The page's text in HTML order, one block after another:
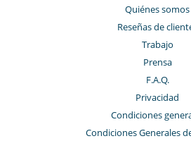
Quiénes somos
Reseñas de
Trabajo
Prensa
F.A.Q.
Privacidad
Condiciones
Condiciones Generales